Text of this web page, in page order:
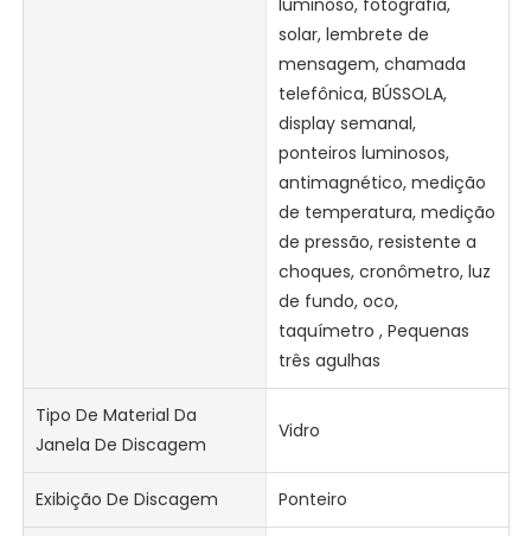
luminoso, fotografia,
solar, lembrete de
mensagem, chamada
telefônica, BÚSSOLA,
display semanal,
ponteiros luminosos,
antimagnético, medição
de temperatura, medição
de pressão, resistente a
choques, cronômetro, luz
de fundo, oco,
taquímetro , Pequenas
três agulhas
Tipo De Material Da
Janela De Discagem
Vidro
Exibição De Discagem Ponteiro